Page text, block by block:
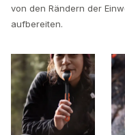
von den Rändern der
aufbereiten.